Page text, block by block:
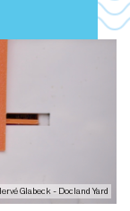
Glabeck - Docland Yard